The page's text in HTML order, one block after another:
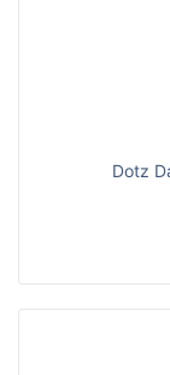
Dotz